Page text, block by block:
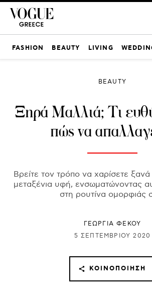
FASHION BEAUTY LIVING
BEAUTY
Ξηρά Μαλλιά; Τι
πώς να
Βρείτε τον τρόπο να χαρίσετε
μεταξένια υφή, ενσωματώνοντας
στη ρουτίνα ομορφιάς
ΓΕΩΡΓΙΑ ΦΕΚΟΥ
5 ΣΕΠΤΕΜΒΡΊΟΥ 2020
ΚΟΙΝΟΠΟΊΗΣΗ